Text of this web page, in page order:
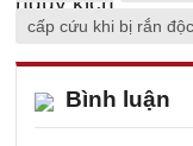
cấp cứu khi bị rắn
Bình luận